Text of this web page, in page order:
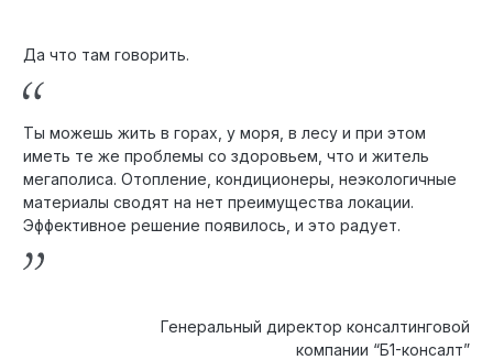
Да что там говорить.
Ты можешь жить в горах, у моря, в лесу и при этом
иметь те же проблемы со здоровьем, что и житель
мегаполиса. Отопление, кондиционеры, неэкологичные
материалы сводят на нет преимущества локации.
Эффективное решение появилось, и это радует.
Генеральный директор консалтинговой
компании “Б1-консалт”